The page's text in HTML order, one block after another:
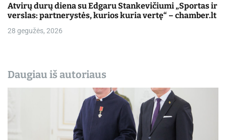
Atvirų durų diena su Edgaru Stankevičiumi „Sportas ir
verslas: partnerystės, kurios kuria vertę“ – chamber.lt
28 gegužės, 2026
Daugiau iš autoriaus